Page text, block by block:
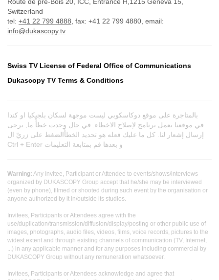
Switzerland
tel: +41 22 799 4888 , fax: +41 22 799 4880, email:
info@dukascopy.tv
Swiss TV License of Federal Office of Communications
Dukascopy TV Terms & Conditions
بالمتاجرة على موقع دوكاسكوبي ليست موجهة لسكان بلجيكيا او كندا
في موقعنا يعمل برنامج لإصلاح الاخطاء. في حال وجدت خطأً ما, يرجى
إرسال إشعار لنا. كل ما عليك فعله هو تحديد الخطأًالضغط على زريّ ال
Ctrl + Enter و بعدها قم بمتابعة التعليمات
Warning: Any Invitee, Participant or Attendee to events/shows/interviews
organized by DUKASCOPY Group accept that he/she may be interviewed
(even by phone), filmed or shooted during such event by the organisation or
anyone authorized by it in/outside its studios.
Invitees, Participants or Attendees agree with the
use/duplication/transmission/diffusion/display/posting or other public use of
images, photographs, audio files, videos, films, voice records, pictures to the
widest extent and through existing channels of communication (TV, Internet,
...) in any applicable manner and for any purposes including commercial by
DUKASCOPY Group without any remuneration whatsoever.
Invitees, Participants or Attendees acknowledge and agree that